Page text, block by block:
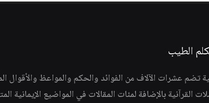
الطيب
تضم عشرات الآلاف من الفوائد والحكم والمواعظ والأقوال
القرآنية بالإضافة لمئات المقالات في المواضيع الإيمانية